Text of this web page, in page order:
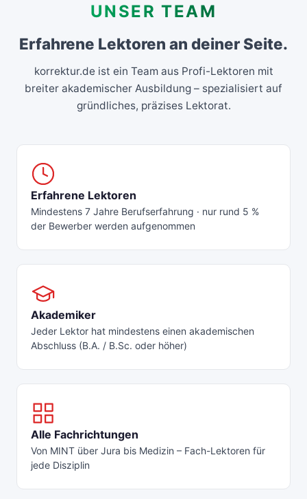
UNSER TEAM
Erfahrene Lektoren an deiner Seite.
korrektur.de ist ein Team aus Profi-Lektoren mit
breiter akademischer Ausbildung – spezialisiert auf
gründliches, präzises Lektorat.
Erfahrene Lektoren
Mindestens 7 Jahre Berufserfahrung · nur rund 5 %
der Bewerber werden aufgenommen
Akademiker
Jeder Lektor hat mindestens einen akademischen
Abschluss (B.A. / B.Sc. oder höher)
Alle Fachrichtungen
Von MINT über Jura bis Medizin – Fach-Lektoren für
jede Disziplin